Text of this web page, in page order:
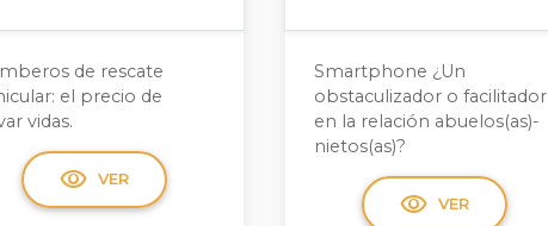
de rescate
el precio de
vidas.
visibility VER
Smartphone ¿Un
obstaculizador o facilitador
en la relación abuelos(as)-
nietos(as)?
visibility VER